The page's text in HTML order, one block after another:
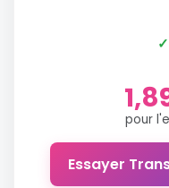
✓
pour
Essayer